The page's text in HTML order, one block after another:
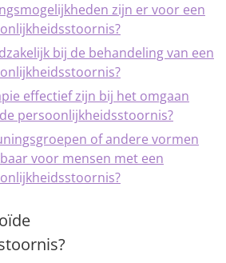
zijn er voor een
bij de behandeling van een
effectief zijn bij het omgaan
persoonlijkheidsstoornis?
of andere vormen
voor mensen met een